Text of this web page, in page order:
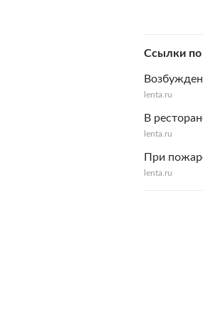
Ссылки по
lenta.ru
В
lenta.ru
При
lenta.ru